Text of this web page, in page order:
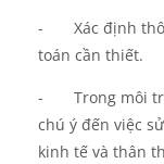
- Xác định
toán cần thiết.
- Trong môi
chú ý đến việc
kinh tế và thân